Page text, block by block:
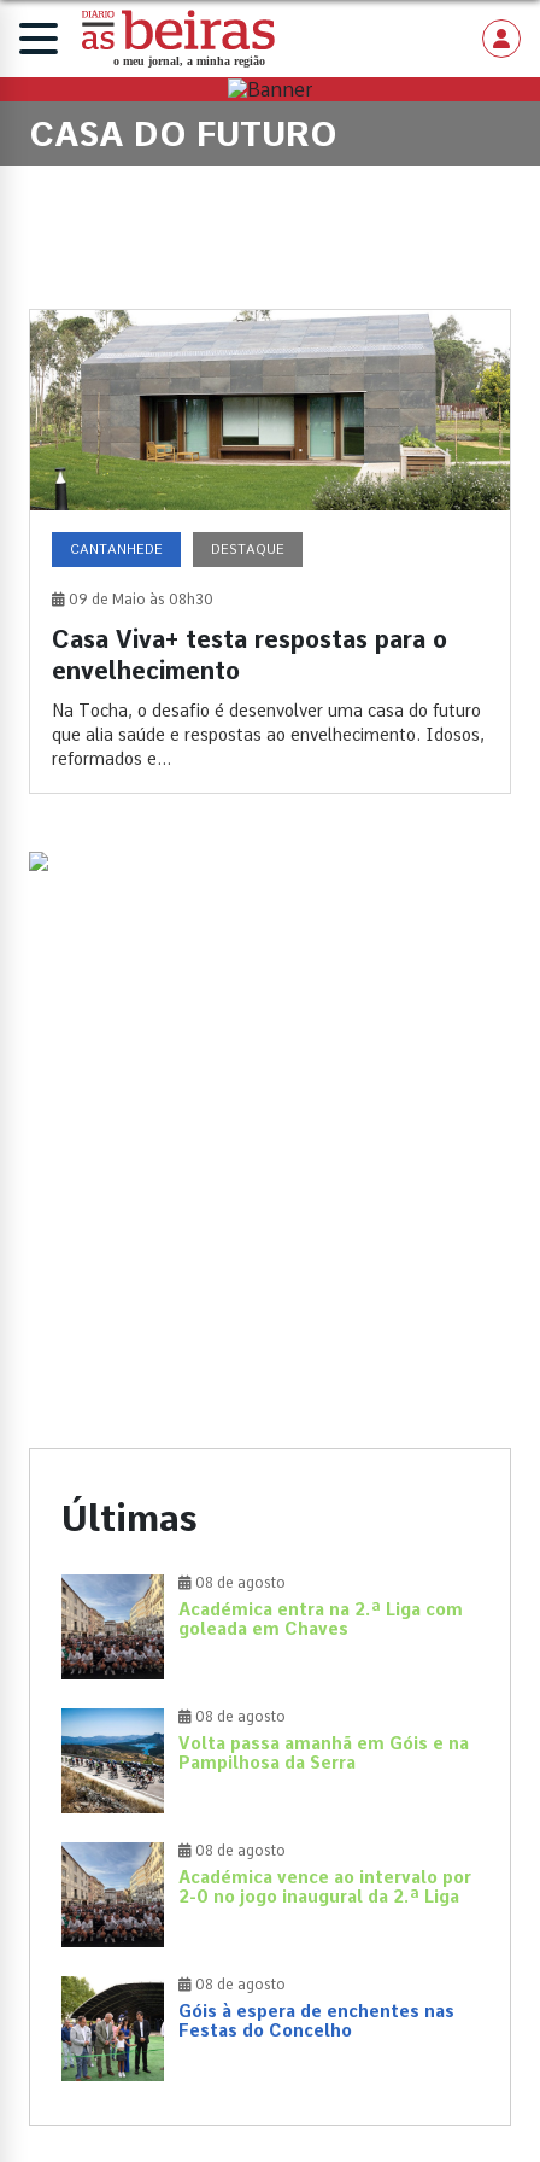
CASA DO FUTURO
CANTANHEDE DESTAQUE
09 de Maio às 08h30
Casa Viva+ testa respostas para o
envelhecimento
Na Tocha, o desafio é desenvolver uma casa do futuro
que alia saúde e respostas ao envelhecimento. Idosos,
reformados e...
Últimas
08 de agosto
Académica entra na 2.ª Liga com
goleada em Chaves
08 de agosto
Volta passa amanhã em Góis e na
Pampilhosa da Serra
08 de agosto
Académica vence ao intervalo por
2-0 no jogo inaugural da 2.ª Liga
08 de agosto
Góis à espera de enchentes nas
Festas do Concelho